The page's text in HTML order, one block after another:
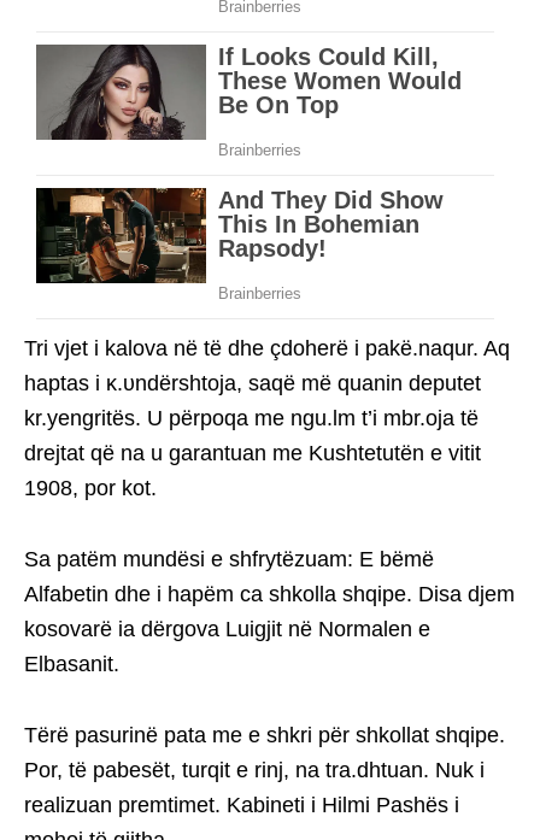
Tri vjet i kalova në të dhe çdoherë i pakë.naqur. Aq
haptas i κ.υndërshtoja, saqë më quanin deputet
kr.yengritës. U përpoqa me ngu.lm t’i mbr.oja të
drejtat që na u garantuan me Kushtetutën e vitit
1908, por kot.
Sa patëm mundësi e shfrytëzuam: E bëmë
Alfabetin dhe i hapëm ca shkolla shqipe. Disa djem
kosovarë ia dërgova Luigjit në Normalen e
Elbasanit.
Tërë pasurinë pata me e shkri për shkollat shqipe.
Por, të pabesët, turqit e rinj, na tra.dhtuan. Nuk i
realizuan premtimet. Kabineti i Hilmi Pashës i